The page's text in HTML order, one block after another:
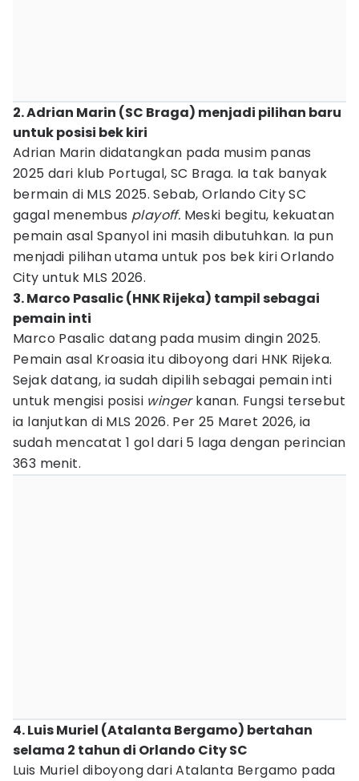
2. Adrian Marin (SC Braga) menjadi pilihan baru
untuk posisi bek kiri
Adrian Marin didatangkan pada musim panas
2025 dari klub Portugal, SC Braga. Ia tak banyak
bermain di MLS 2025. Sebab, Orlando City SC
gagal menembus playoff. Meski begitu, kekuatan
pemain asal Spanyol ini masih dibutuhkan. Ia pun
menjadi pilihan utama untuk pos bek kiri Orlando
City untuk MLS 2026.
3. Marco Pasalic (HNK Rijeka) tampil sebagai
pemain inti
Marco Pasalic datang pada musim dingin 2025.
Pemain asal Kroasia itu diboyong dari HNK Rijeka.
Sejak datang, ia sudah dipilih sebagai pemain inti
untuk mengisi posisi wingerkanan. Fungsi tersebut
ia lanjutkan di MLS 2026. Per 25 Maret 2026, ia
sudah mencatat 1 gol dari 5 laga dengan perincian
363 menit.
4. Luis Muriel (Atalanta Bergamo) bertahan
selama 2 tahun di Orlando City SC
Luis Muriel diboyong dari Atalanta Bergamo pada